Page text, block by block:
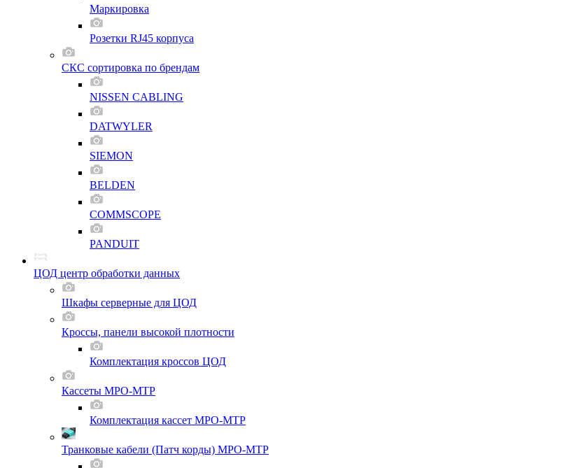
Маркировка
Розетки RJ45 корпуса
СКС сортировка по брендам
NISSEN CABLING
DATWYLER
SIEMON
BELDEN
COMMSCOPE
PANDUIT
ЦОД центр обработки данных
Шкафы серверные для ЦОД
Кроссы, панели высокой плотности
Комплектация кроссов ЦОД
Кассеты MPO-MTP
Комплектация кассет MPO-MTP
Транковые кабели (Патч корды) MPO-MTP